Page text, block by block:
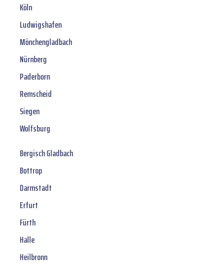
Köln
Ludwigshafen
Mönchengladbach
Nürnberg
Paderborn
Remscheid
Siegen
Wolfsburg
Bergisch Gladbach
Bottrop
Darmstadt
Erfurt
Fürth
Halle
Heilbronn